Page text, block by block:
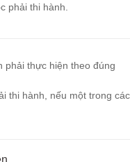
phải thi hành.
phải thực hiện theo đúng
thi hành, nếu một trong các